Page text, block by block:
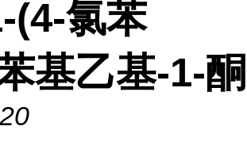
(4-氯苯
基乙基-1-酮